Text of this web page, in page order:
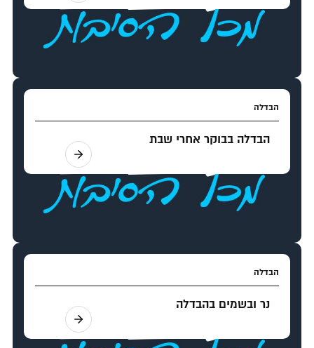
הבדלה
הבדלה בבוקר אחרי שבת
הבדלה
נר ובשמים בהבדלה